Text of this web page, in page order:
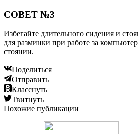
СОВЕТ №3
Избегайте длительного сидения и
для разминки при работе за
стоянии.
Поделиться
Отправить
Класснуть
Твитнуть
Похожие публикации